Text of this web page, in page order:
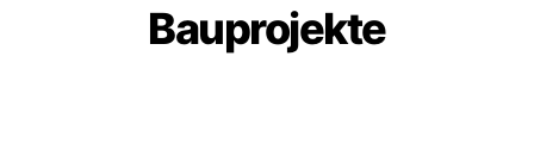
Bauprojekte